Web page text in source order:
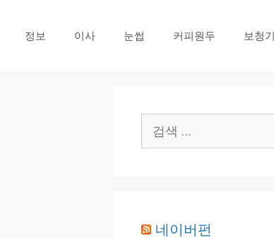
정보 이사 눈썹 커피원두 보청기
색:
네이버펀